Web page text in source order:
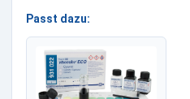
Passt dazu: